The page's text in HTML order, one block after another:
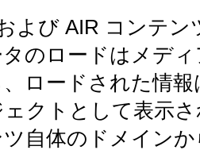
よび AIR コンテ
のロードはメデ
ロードされた情
クトとして表示
自体のドメイン